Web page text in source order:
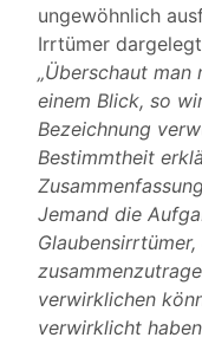
ungewöhnlich
Irrtümer
„Überschaut man
einem Blick, so
Bezeichnung
Bestimmtheit
Jemand die
verwirklichen
verwirklicht